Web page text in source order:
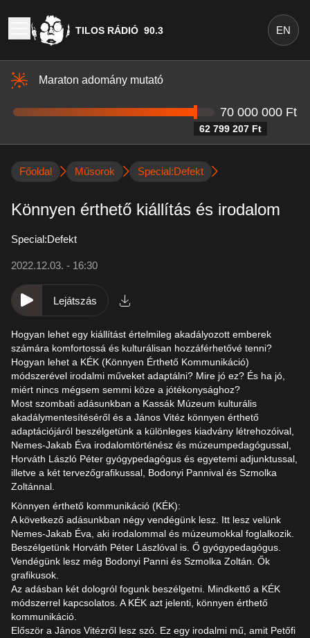
TILOS RÁDIÓ 90.3 EN
Maraton adomány mutató
62 799 207 Ft
70 000 000 Ft
Főoldal Műsorok Special:Defekt
Könnyen érthető kiállítás és irodalom
Special:Defekt
2022.12.03. - 16:30
Lejátszás
Hogyan lehet egy kiállítást értelmileg akadályozott emberek
számára komfortossá és kulturálisan hozzáférhetővé tenni?
Hogyan lehet a KÉK (Könnyen Érthető Kommunikáció)
módszerével irodalmi műveket adaptálni? Mire jó ez? És ha jó,
miért nincs mégsem semmi köze a jótékonysághoz?
Most szombati adásunkban a Kassák Múzeum kulturális
akadálymentesítéséről és a János Vitéz könnyen érthető
adaptációjáról beszélgetünk a különleges kiadvány létrehozóival,
Nemes-Jakab Éva irodalomtörténész és múzeumpedagógussal,
Horváth László Péter gyógypedagógus és egyetemi adjunktussal,
illetve a két tervezőgrafikussal, Bodonyi Pannival és Szmolka
Zoltánnal.
Könnyen érthető kommunikáció (KÉK):
A következő adásunkban négy vendégünk lesz. Itt lesz velünk
Nemes-Jakab Éva, aki irodalommal és múzeumokkal foglalkozik.
Beszélgetünk Horváth Péter Lászlóval is. Ő gyógypedagógus.
Vendégünk lesz még Bodonyi Panni és Szmolka Zoltán. Ők
grafikusok.
Az adásban két dologról fogunk beszélgetni. Mindkettő a KÉK
módszerrel kapcsolatos. A KÉK azt jelenti, könnyen érthető
kommunikáció.
Először a János Vitézről lesz szó. Ez egy irodalmi mű, amit Petőfi